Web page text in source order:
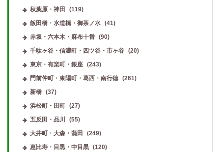
秋葉原・神田
(119)
飯田橋・水道橋・御茶ノ水
(41)
赤坂・六本木・麻布十番
(90)
千駄ヶ谷・信濃町・四ツ谷・市ヶ谷
(20)
東京・有楽町・銀座
(243)
門前仲町・東陽町・葛西・南行徳
(261)
新橋
(37)
浜松町・田町
(27)
五反田・品川
(55)
大井町・大森・蒲田
(249)
恵比寿・目黒・中目黒
(120)